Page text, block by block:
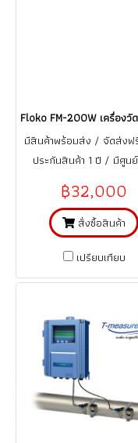
Floko FM-200W เครื่องวั
มีสินค้าพร้อมส่ง / จัดส่ง
ประกันสินค้า 1 ปี / มีศูน
฿32,000
สั่งซื้อสินค้า
เปรียบเทียบ